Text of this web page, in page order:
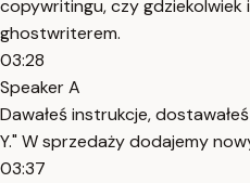
copywritingu, czy gdziekolwiek
ghostwriterem.
03:28
Speaker A
Dawałeś instrukcje,
Y." W sprzedaży dodajemy
03:37